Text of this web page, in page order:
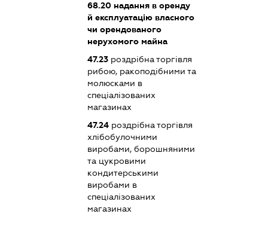
68.20 надання в оренду
й експлуатацію власного
чи орендованого
нерухомого майна
47.23 роздрібна торгівля
рибою, ракоподібними та
молюсками в
спеціалізованих
магазинах
47.24 роздрібна торгівля
хлібобулочними
виробами, борошняними
та цукровими
кондитерськими
виробами в
спеціалізованих
магазинах